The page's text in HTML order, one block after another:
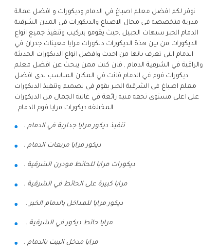
نوفر لكم افضل معلم اصباغ في الدمام وديكورات و افضل عمالة
مدربة متخصصة في مجال الاصباغ والديكورات في المدن الشرقية
الدمام الخبر سيهات الجبيل ,حيث يقومو بتركيب وتنفيذ جميع انواع
الديكورات من بين هذة الديكورات ديكورات مرايا معينات جدران في
الدمام التي تعرف بانها من احدث وافضل انواع الديكورات الحديثة
والراقية في الشرقية الدمام , فان كنت ممن يبحث عن افضل معلم
ديكورات فوم في الدمام فانت في المكان المناسب لدى افضل
معلم اصباغ في الشرقية الخبر يقوم في تصميم وتنفيذ الديكورات
على اعلى مستوى تحفة فنية رائعة في غالية الجمال من الديكورات
المختلفه ديكورات مرايا فوم الدمام .
تنفيذ ديكور مرايا جدارية في الدمام .
ديكور مرايا مربعات الدمام .
ديكورات مرايا للحائط مودرن الشرقية .
مرايا كبيرة على الحائط في الشرقية .
ديكور مرايا للمداخل بالدمام الخبر .
مرايا حائط ديكور في الشرقية .
مرايا مدخل البيت بالدمام .